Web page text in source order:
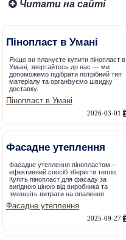
Читати на сайті
Пінопласт в Умані
Якщо ви плануєте купити пінопласт в
Умані, звертайтесь до нас — ми
допоможемо підібрати потрібний тип
матеріалу та організуємо швидку
доставку.
Пінопласт в Умані
2026-03-01
Фасадне утеплення
Фасадне утеплення пінопластом –
ефективний спосіб зберегти тепло.
Купіть пінопласт для фасаду за
вигідною ціною від виробника та
зменшіть витрати на опалення
Фасадне утеплення
2025-09-27